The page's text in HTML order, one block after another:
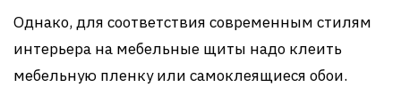
Однако, для соответствия современным стилям
интерьера на мебельные щиты надо клеить
мебельную пленку или самоклеящиеся обои.